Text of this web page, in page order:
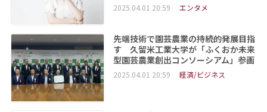
2025.04.01 20:59 エンタメ
先端技術で園芸農業の持続的発展目指
す 久留米工業大学が「ふくおか未来
型園芸農業創出コンソーシアム」参画
2025.04.01 20:59 経済/ビジネス